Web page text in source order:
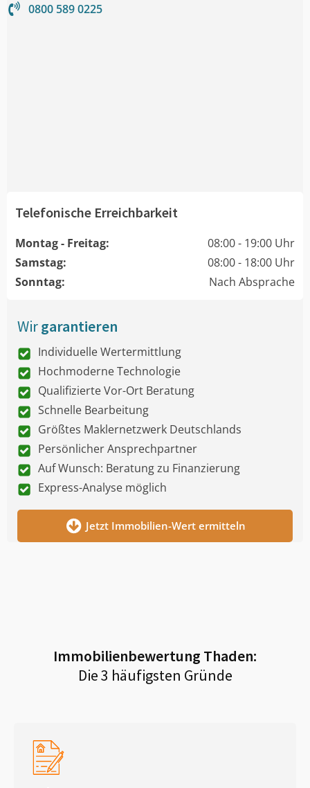
0800 589 0225
Telefonische Erreichbarkeit
Montag - Freitag:
08:00 - 19:00 Uhr
Samstag:
08:00 - 18:00 Uhr
Sonntag:
Nach Absprache
Wirgarantieren
Individuelle Wertermittlung
Hochmoderne Technologie
Qualifizierte Vor-Ort Beratung
Schnelle Bearbeitung
Größtes Maklernetzwerk Deutschlands
Persönlicher Ansprechpartner
Auf Wunsch: Beratung zu Finanzierung
Express-Analyse möglich
Jetzt Immobilien-Wert ermitteln
Immobilienbewertung Thaden:
Die 3 häufigsten Gründe